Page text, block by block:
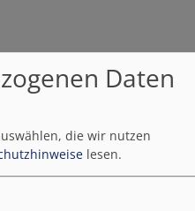
Daten
die wir nutzen
lesen.